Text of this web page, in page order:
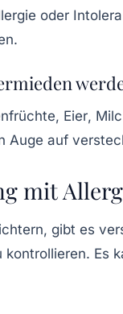
oder
, Eier,
Auge auf
mit
gibt es
Es